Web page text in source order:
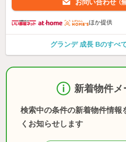
お問い合わせ （
ほか提供
グランデ 成長 Bのすべ
新着物件メ
検索中の条件の新着物件情報
くお知らせします